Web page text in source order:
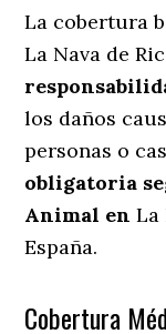
La cobertura
La Nava de
los daños
personas o
obligatoria
Animal enLa
España.
Cobertura